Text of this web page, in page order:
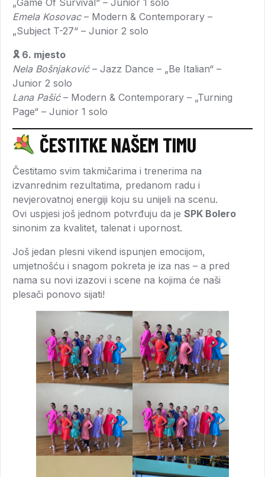
Emela Kosovac– Modern & Contemporary –
„Subject T-27“ – Junior 2 solo
🎗 6. mjesto
Nela Bošnjaković– Jazz Dance – „Be Italian“ –
Junior 2 solo
Lana Pašić– Modern & Contemporary – „Turning
Page“ – Junior 1 solo
ČESTITKE NAŠEM TIMU
Čestitamo svim takmičarima i trenerima na
izvanrednim rezultatima, predanom radu i
nevjerovatnoj energiji koju su unijeli na scenu.
Ovi uspjesi još jednom potvrđuju da je SPK Bolero
sinonim za kvalitet, talenat i upornost.
Još jedan plesni vikend ispunjen emocijom,
umjetnošću i snagom pokreta je iza nas – a pred
nama su novi izazovi i scene na kojima će naši
plesači ponovo sijati!